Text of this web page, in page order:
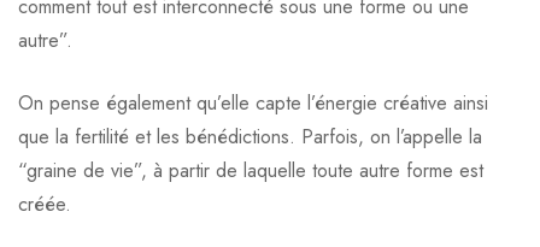
comment tout est interconnecté sous une forme ou une
autre”.
On pense également qu’elle capte l’énergie créative ainsi
que la fertilité et les bénédictions. Parfois, on l’appelle la
“graine de vie”, à partir de laquelle toute autre forme est
créée.